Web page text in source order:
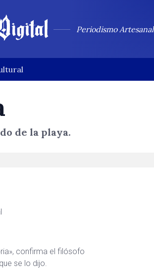
Periodismo Artesanal
de la playa.
confirma el filósofo
se lo dijo.